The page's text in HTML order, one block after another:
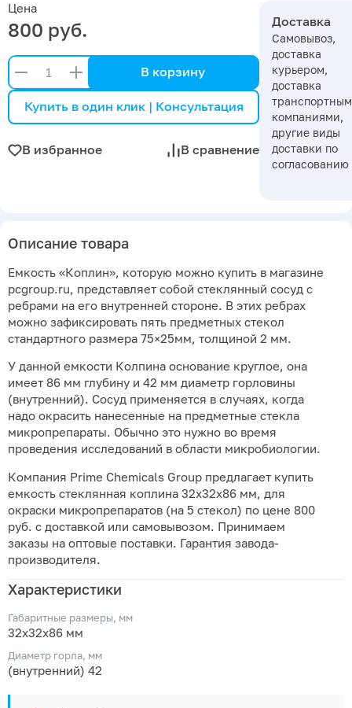
Цена
800 руб.
В корзину
Купить в один клик | Консультация
В избранное В сравнение
Доставка
Самовывоз,
доставка
курьером,
доставка
компаниями,
другие виды
доставки по
согласованию
Описание товара
Емкость «Коплин», которую можно купить в магазине
pcgroup.ru, представляет собой стеклянный сосуд с
ребрами на его внутренней стороне. В этих ребрах
можно зафиксировать пять предметных стекол
стандартного размера 75×25мм, толщиной 2 мм.
У данной емкости Колпина основание круглое, она
имеет 86 мм глубину и 42 мм диаметр горловины
(внутренний). Сосуд применяется в случаях, когда
надо окрасить нанесенные на предметные стекла
микропрепараты. Обычно это нужно во время
проведения исследований в области микробиологии.
Компания Prime Chemicals Group предлагает купить
емкость стеклянная коплина 32х32х86 мм, для
окраски микропрепаратов (на 5 стекол) по цене 800
руб. с доставкой или самовывозом. Принимаем
заказы на оптовые поставки. Гарантия завода-
производителя.
Характеристики
Габаритные размеры, мм
32х32х86 мм
Диаметр горла, мм
(внутренний) 42